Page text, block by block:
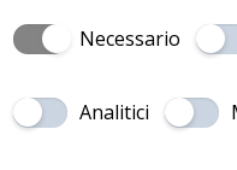
Necessario
Analitici